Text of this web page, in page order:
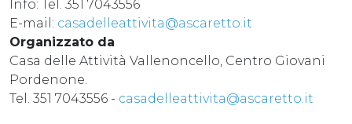
Info: Tel. 351 7043556
E-mail: casadelleattivita@ascaretto.it
Organizzato da
Casa delle Attività Vallenoncello, Centro Giovani
Pordenone.
Tel. 351 7043556 - casadelleattivita@ascaretto.it